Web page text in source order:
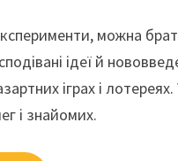
можна
ідеї й
іграх і лотереях.
і знайомих.